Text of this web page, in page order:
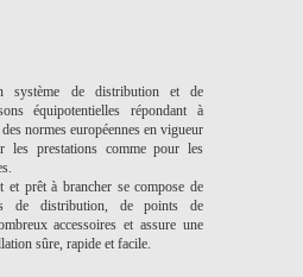
système de distribution et de
équipotentielles répondant à
normes européennes en vigueur
les prestations comme pour les
et prêt à brancher se compose de
de distribution, de points de
accessoires et assure une
sûre, rapide et facile.